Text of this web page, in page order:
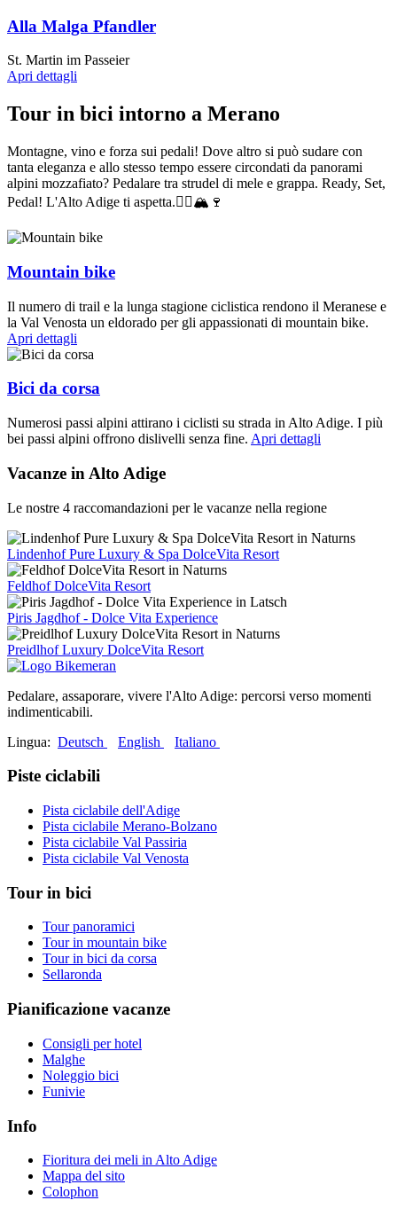
Alla Malga Pfandler
St. Martin im Passeier
Apri dettagli
Tour in bici intorno a Merano
Montagne, vino e forza sui pedali! Dove altro si può sudare con
tanta eleganza e allo stesso tempo essere circondati da panorami
alpini mozzafiato? Pedalare tra strudel di mele e grappa. Ready, Set,
Pedal! L'Alto Adige ti aspetta.🚴‍♂️🏔🍷
Mountain bike
Il numero di trail e la lunga stagione ciclistica rendono il Meranese e
la Val Venosta un eldorado per gli appassionati di mountain bike.
Apri dettagli
Bici da corsa
Numerosi passi alpini attirano i ciclisti su strada in Alto Adige. I più
bei passi alpini offrono dislivelli senza fine. Apri dettagli
Vacanze in Alto Adige
Le nostre 4 raccomandazioni per le vacanze nella regione
Lindenhof Pure Luxury & Spa DolceVita Resort
Feldhof DolceVita Resort
Piris Jagdhof - Dolce Vita Experience
Preidlhof Luxury DolceVita Resort
Pedalare, assaporare, vivere l'Alto Adige: percorsi verso momenti
indimenticabili.
Lingua: Deutsch English Italiano
Piste ciclabili
Pista ciclabile dell'Adige
Pista ciclabile Merano-Bolzano
Pista ciclabile Val Passiria
Pista ciclabile Val Venosta
Tour in bici
Tour panoramici
Tour in mountain bike
Tour in bici da corsa
Sellaronda
Pianificazione vacanze
Consigli per hotel
Malghe
Noleggio bici
Funivie
Info
Fioritura dei meli in Alto Adige
Mappa del sito
Colophon